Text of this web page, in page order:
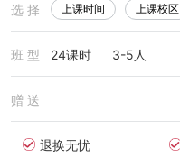
选 择 上课时间 上课校区
班 型 24课时 3-5人
赠 送
退换无忧